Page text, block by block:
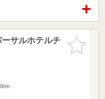
お気に入
りに追加
サルホテルチ